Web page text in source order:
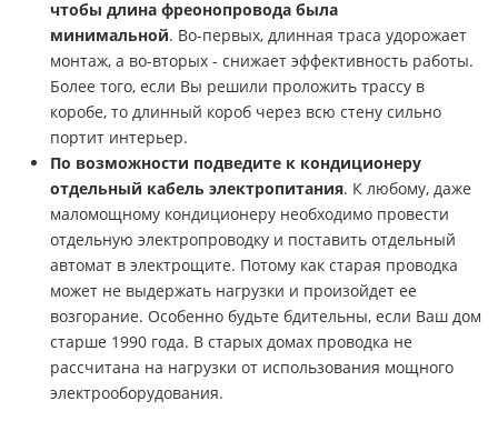
чтобы длина фреонопровода была
минимальной. Во-первых, длинная траса удорожает
монтаж, а во-вторых - снижает эффективность работы.
Более того, если Вы решили проложить трассу в
коробе, то длинный короб через всю стену сильно
портит интерьер.
По возможности подведите к кондиционеру
отдельный кабель электропитания. К любому, даже
маломощному кондиционеру необходимо провести
отдельную электропроводку и поставить отдельный
автомат в электрощите. Потому как старая проводка
может не выдержать нагрузки и произойдет ее
возгорание. Особенно будьте бдительны, если Ваш дом
старше 1990 года. В старых домах проводка не
рассчитана на нагрузки от использования мощного
электрооборудования.